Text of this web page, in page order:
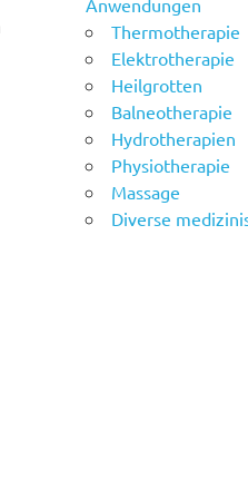
Thermotherapie
Elektrotherapie
Heilgrotten
Balneotherapie
Hydrotherapien
Physiotherapie
Massage
Diverse